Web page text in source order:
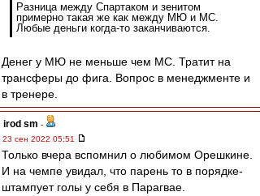
Разница между Спартаком и зенитом
примерно такая же как между МЮ и МС.
Любые деньги когда-то заканчиваются.
Денег у МЮ не меньше чем МС. Тратит на
трансферы до фига. Вопрос в менеджменте и
в тренере.
irod sm -
23 сен 2022 05:51
Только вчера вспомнил о любимом Орешкине.
И на чемпе увидал, что парень то в порядке-
штампует голы у себя в Парагвае.